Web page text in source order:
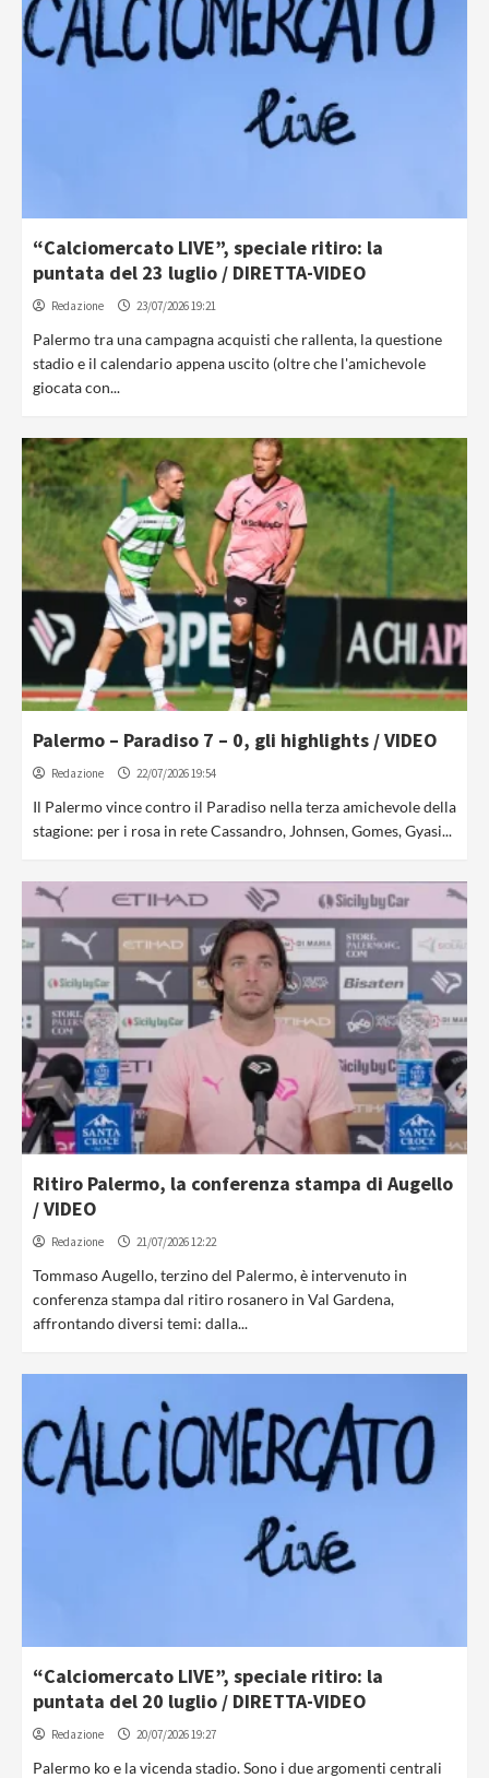
“Calciomercato LIVE”, speciale ritiro: la
puntata del 23 luglio / DIRETTA-VIDEO
Redazione 23/07/2026 19:21
Palermo tra una campagna acquisti che rallenta, la questione
stadio e il calendario appena uscito (oltre che l'amichevole
giocata con...
Palermo – Paradiso 7 – 0, gli highlights / VIDEO
Redazione 22/07/2026 19:54
Il Palermo vince contro il Paradiso nella terza amichevole della
stagione: per i rosa in rete Cassandro, Johnsen, Gomes, Gyasi...
Ritiro Palermo, la conferenza stampa di Augello
/ VIDEO
Redazione 21/07/2026 12:22
Tommaso Augello, terzino del Palermo, è intervenuto in
conferenza stampa dal ritiro rosanero in Val Gardena,
affrontando diversi temi: dalla...
“Calciomercato LIVE”, speciale ritiro: la
puntata del 20 luglio / DIRETTA-VIDEO
Redazione 20/07/2026 19:27
Palermo ko e la vicenda stadio. Sono i due argomenti centrali